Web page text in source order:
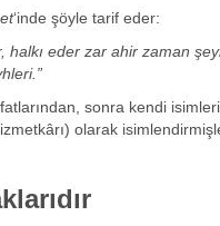
‘inde şöyle tarif eder:
eder zar ahir zaman
sonra kendi
olarak